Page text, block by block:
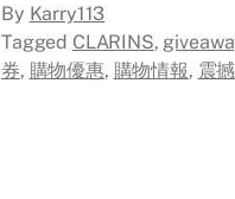
By Karry113
Tagged CLARINS,
券, 購物優惠, 購物情報, 震